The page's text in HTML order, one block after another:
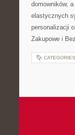
domowników,
elastycznych
personalizacji
Zakupowe i